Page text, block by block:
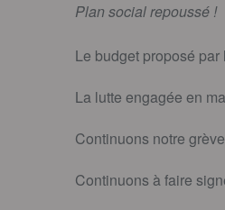
Plan social repoussé !
Le budget proposé par
La lutte engagée en
Continuons notre
Continuons à faire